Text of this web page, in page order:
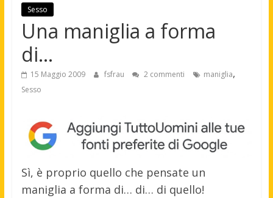
Motori,
gay
news
moda
maschile
Sesso
Una maniglia a forma
di…
15 Maggio 2009 fsfrau 2 commenti maniglia,
Sesso
Sì, è proprio quello che pensate un
maniglia a forma di… di… di quello!